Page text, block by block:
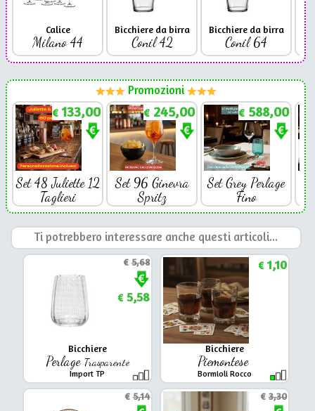
Calice
Milano 44
Bicchiere da birra
Conil 42
Bicchiere da birra
Conil 64
Promozioni
€ 133,00
Set 48 Juliette 12
Taglieri
€ 245,00
Set 96 Ginevra
Spritz
€ 588,00
Set Grey Perlage
Fino
Ti potrebbero interessare anche questi articoli...
Bicchiere
Perlage Trasparente
Import TP
€5,68
€5,58
Bicchiere
Piemontese
Bormioli Rocco
€1,10
€5,14 €3,30